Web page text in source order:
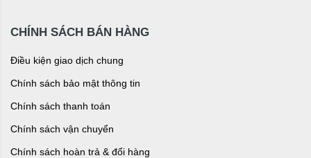
CHÍNH SÁCH BÁN HÀNG
Điều kiện giao dịch chung
Chính sách bảo mật thông tin
Chính sách thanh toán
Chính sách vận chuyển
Chính sách hoàn trả & đổi hàng